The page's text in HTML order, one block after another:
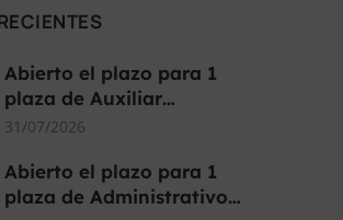
Abierto el plazo para 1
plaza de Auxiliar…
31/07/2026
Abierto el plazo para 1
plaza de Administrativo…